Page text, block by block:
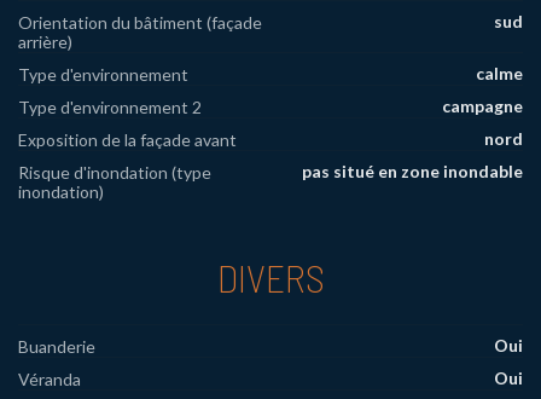
Orientation du bâtiment (façade
arrière)
sud
Type d'environnement
calme
Type d'environnement 2
campagne
Exposition de la façade avant
nord
Risque d'inondation (type
inondation)
pas situé en zone inondable
DIVERS
Buanderie
Oui
Véranda
Oui